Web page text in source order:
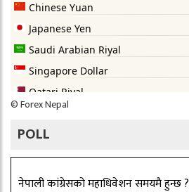
©Forex Nepal
POLL
नेपाली कांग्रेसको महाधिवेशन समयमै हुन्छ ?